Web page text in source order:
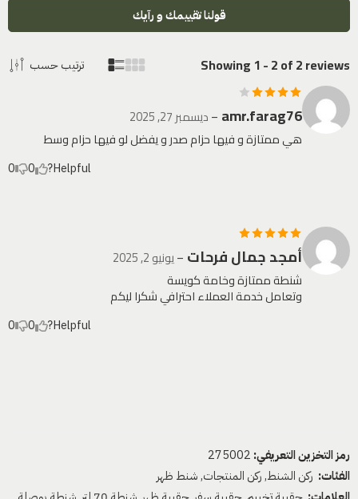
قولنا تقييمك و رآيك
Showing 1 - 2 of 2 reviews ترتيب حسب
Helpful?
0
0
تم التقييم
amr.farag76
–ديسمبر 27, 2025
هي ممتازة و فيها حزام صدر و يفضل لو فيها حزام وسط
Helpful?
0
0
تم التقييم5
من 5
أمجد جمال فرحات –يونيو 2, 2025
شنطة ممتازة وخامة كويسة
وتعامل خدمة العملاء احترافي شكرا ليكم
رمز التخزين التعريفي: 275002
الفئات: ركن الشنط,ركن المنتجات,شنط ظهر